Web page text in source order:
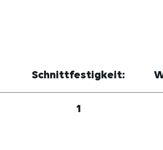
Schnittfestigkeit:
1